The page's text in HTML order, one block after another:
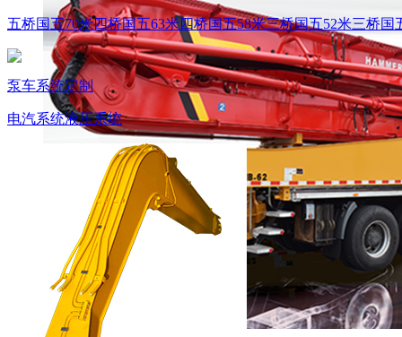
五桥国五70米四桥国五63米四桥国五58米三桥国五52米三桥国
泵车系统定制
电汽系统液压系统